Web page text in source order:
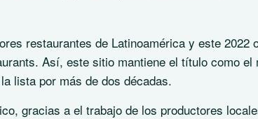
restaurantes de Latinoamérica y este 2022
Así, este sitio mantiene el título como el
lista por más de dos décadas.
gracias a el trabajo de los productores